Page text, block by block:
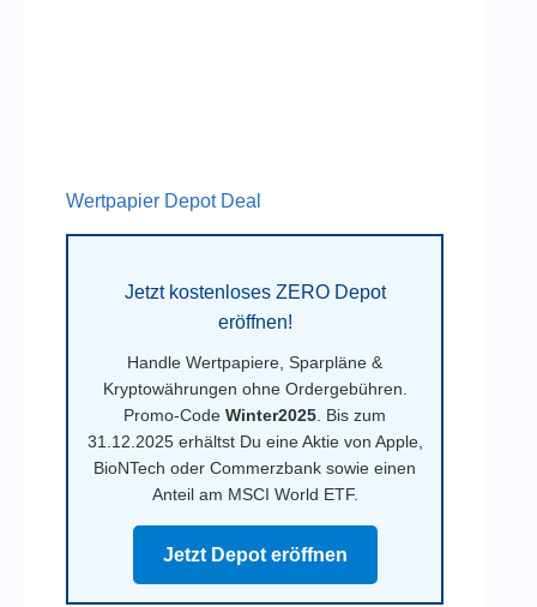
Wertpapier Depot Deal
Jetzt kostenloses ZERO Depot
eröffnen!
Handle Wertpapiere, Sparpläne &
Kryptowährungen ohne Ordergebühren.
Promo-CodeWinter2025 . Bis zum
31.12.2025 erhältst Du eine Aktie von Apple,
BioNTech oder Commerzbank sowie einen
Anteil am MSCI World ETF.
Jetzt Depot eröffnen